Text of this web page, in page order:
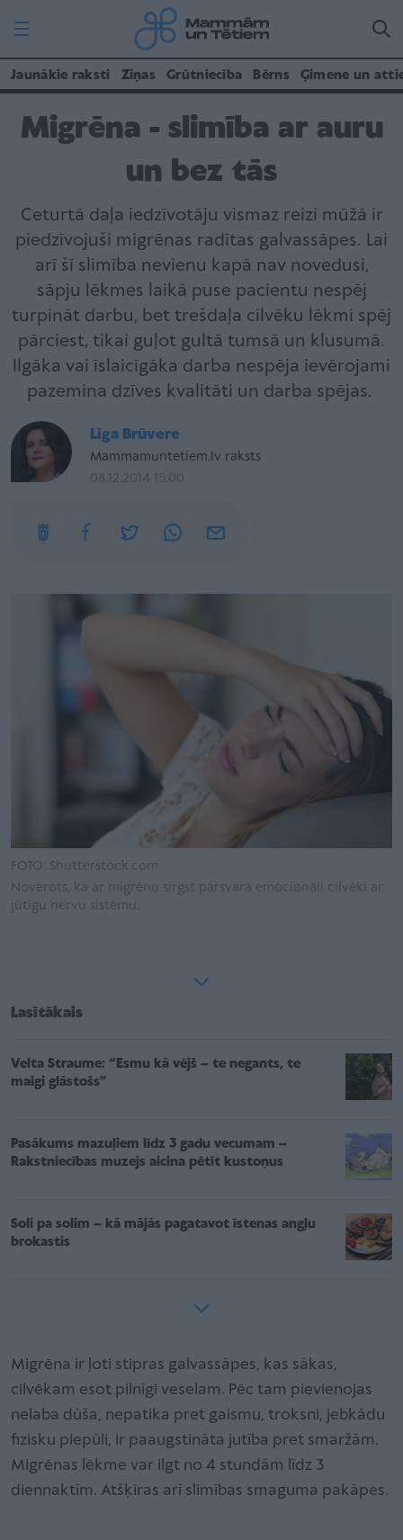
Jaunākie raksti Ziņas Grūtniecība Bērns Ģimene un
Migrēna - slimība ar auru
un bez tās
Ceturtā daļa iedzīvotāju vismaz reizi mūžā ir
piedzīvojuši migrēnas radītas galvassāpes. Lai
arī šī slimība nevienu kapā nav novedusi,
sāpju lēkmes laikā puse pacientu nespēj
turpināt darbu, bet trešdaļa cilvēku lēkmi spēj
pārciest, tikai guļot gultā tumsā un klusumā.
Ilgāka vai īslaicīgāka darba nespēja ievērojami
pazemina dzīves kvalitāti un darba spējas.
Līga Brūvere
Mammamuntetiem.lv raksts
08.12.2014 15:00
FOTO: Shutterstock.com
Novērots, ka ar migrēnu sirgst pārsvarā emocionāli cilvēki ar
jūtīgu nervu sistēmu.
Lasītākais
Velta Straume: “Esmu kā vējš – te negants, te
maigi glāstošs”
Pasākums mazuļiem līdz 3 gadu vecumam –
Rakstniecības muzejs aicina pētīt kustoņus
Soli pa solim – kā mājās pagatavot īstenas angļu
brokastis
Migrēna ir ļoti stipras galvassāpes, kas sākas,
cilvēkam esot pilnīgi veselam. Pēc tam pievienojas
nelaba dūša, nepatika pret gaismu, troksni, jebkādu
fizisku piepūli, ir paaugstināta jutība pret smaržām.
Migrēnas lēkme var ilgt no 4 stundām līdz 3
diennaktīm. Atšķiras arī slimības smaguma pakāpes.